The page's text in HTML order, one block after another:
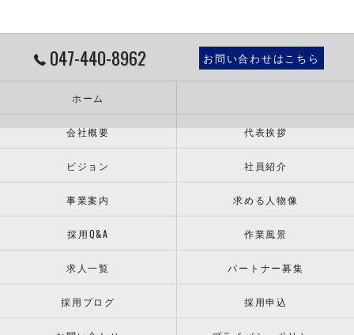
047-440-8962 お問い合わせはこちら
ホーム
会社概要 代表挨拶
ビジョン 社員紹介
事業案内 求める人物像
採用Q&A 作業風景
求人一覧 パートナー募集
採用ブログ 採用申込